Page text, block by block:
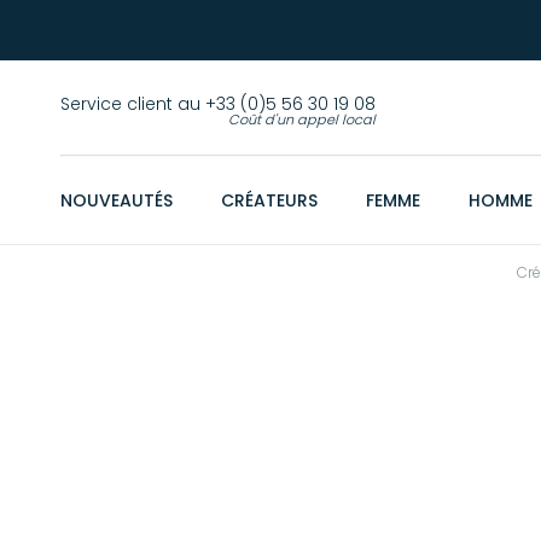
Service client au +33 (0)5 56 30 19 08
Coût d'un appel local
NOUVEAUTÉS CRÉATEURS FEMME HOMME